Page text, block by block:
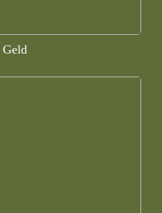
Geld